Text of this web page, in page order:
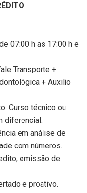
07:00 h as 17:00 h e
Transporte +
+ Auxilio
Curso técnico ou
diferencial.
em análise de
com números.
emissão de
e proativo.